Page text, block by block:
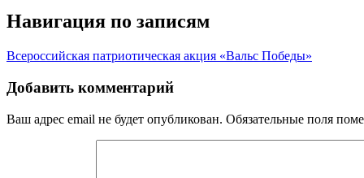
Навигация по записям
Всероссийская патриотическая акция «Вальс Победы»
Добавить комментарий
Ваш адрес email не будет опубликован. Обязательные поля